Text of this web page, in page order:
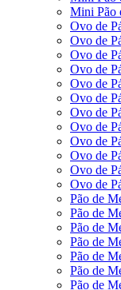
Mini Pão
Ovo de
Ovo de
Ovo de
Ovo de
Ovo de
Ovo de
Ovo de
Ovo de
Ovo de
Ovo de
Ovo de
Ovo de
Pão de
Pão de
Pão de
Pão de
Pão de
Pão de
Pão de